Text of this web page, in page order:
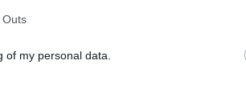
Outs
of my personal data.
γείτονα στα Ανατολικά